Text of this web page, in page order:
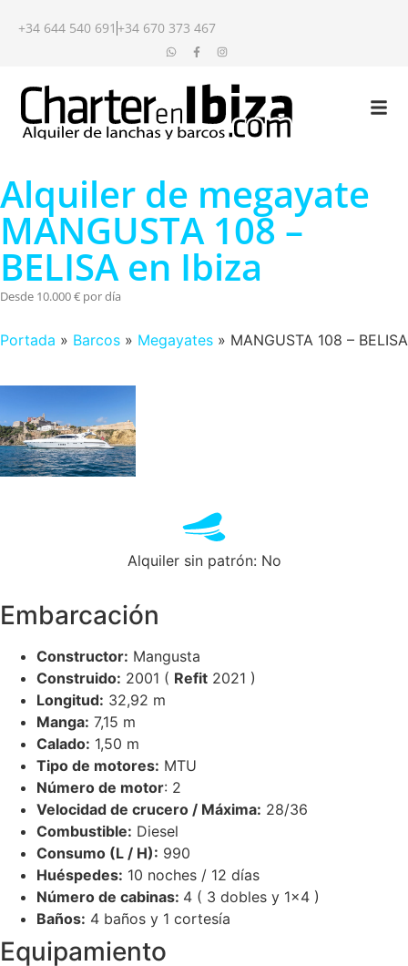
+34 644 540 691 +34 670 373 467
Alquiler de megayate
MANGUSTA 108 –
BELISA en Ibiza
Desde 10.000 € por día
Portada » Barcos » Megayates » MANGUSTA 108 – BELISA
Alquiler sin patrón: No
Embarcación
Constructor: Mangusta
Construido: 2001 ( Refit 2021 )
Longitud: 32,92 m
Manga: 7,15 m
Calado: 1,50 m
Tipo de motores: MTU
Número de motor: 2
Velocidad de crucero / Máxima: 28/36
Combustible: Diesel
Consumo (L / H): 990
Huéspedes: 10 noches / 12 días
Número de cabinas: 4 ( 3 dobles y 1×4 )
Baños: 4 baños y 1 cortesía
Equipamiento